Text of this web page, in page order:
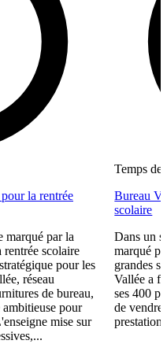
la rentrée
marqué par la
rentrée scolaire
pour les
réseau
de bureau,
pour
mise sur
Temps de
Bureau
scolaire
Dans un
marqué
grandes
Vallée a
ses 400
de vendre